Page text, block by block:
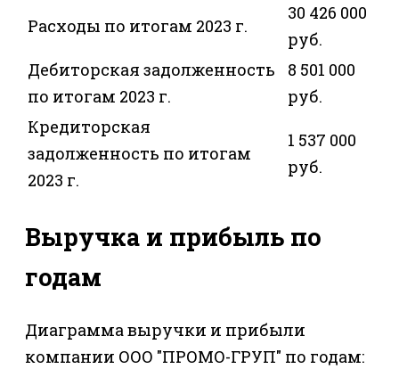
Расходы по итогам 2023 г.
30 426 000
руб.
Дебиторская задолженность
по итогам 2023 г.
8 501 000
руб.
Кредиторская
задолженность по итогам
2023 г.
1 537 000
руб.
Выручка и прибыль по
годам
Диаграмма выручки и прибыли
компании ООО "ПРОМО-ГРУП" по годам: